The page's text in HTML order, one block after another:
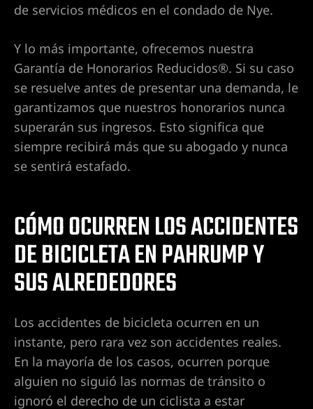
de servicios médicos en el condado de Nye.
Y lo más importante, ofrecemos nuestra
Garantía de Honorarios Reducidos®. Si su caso
se resuelve antes de presentar una demanda, le
garantizamos que nuestros honorarios nunca
superarán sus ingresos. Esto significa que
siempre recibirá más que su abogado y nunca
se sentirá estafado.
CÓMO OCURREN LOS ACCIDENTES
DE BICICLETA EN PAHRUMP Y
SUS ALREDEDORES
Los accidentes de bicicleta ocurren en un
instante, pero rara vez son accidentes reales.
En la mayoría de los casos, ocurren porque
alguien no siguió las normas de tránsito o
ignoró el derecho de un ciclista a estar
North
de